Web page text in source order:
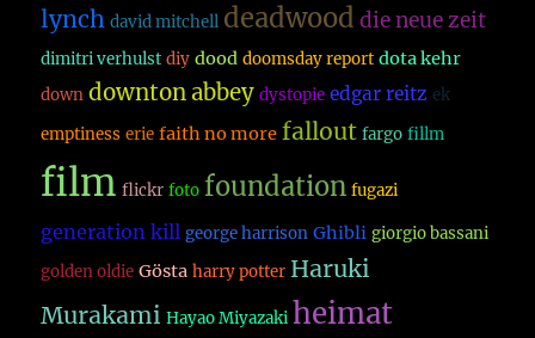
lynch david mitchell deadwood die neue zeit
dimitri verhulst diy dood doomsday report dota kehr
down downton abbey dystopie edgar reitz ek
emptiness erie faith no more fallout fargo fillm
film flickr foto foundation fugazi
generation kill george harrison Ghibli giorgio bassani
golden oldie Gösta harry potter Haruki
Murakami Hayao Miyazaki heimat